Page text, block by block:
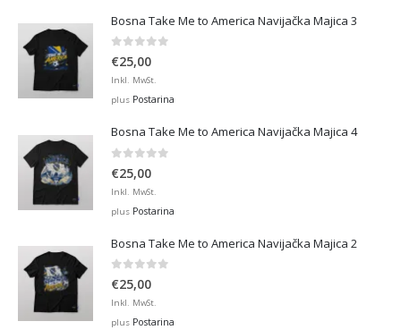
Bosna Take Me to America Navijačka Majica 3
0 out of 5
€25,00
Inkl. MwSt.
plus Postarina
Bosna Take Me to America Navijačka Majica 4
€25,00
Inkl. MwSt.
plus Postarina
Bosna Take Me to America Navijačka Majica 2
0 out of 5
€25,00
Inkl. MwSt.
plus Postarina